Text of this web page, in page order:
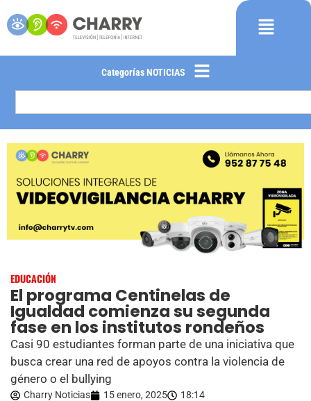
Categorías NOTICIAS
EDUCACIÓN
El programa Centinelas de
Igualdad comienza su segunda
fase en los institutos rondeños
Casi 90 estudiantes forman parte de una iniciativa que
busca crear una red de apoyos contra la violencia de
género o el bullying
Charry Noticias 15 enero, 2025 18:14